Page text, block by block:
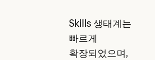
Skills 생태계는
빠르게
확장되었으며,